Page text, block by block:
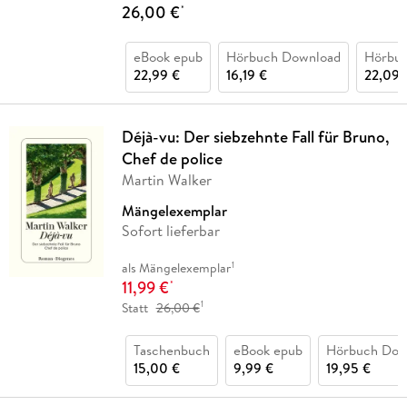
26,00 €*
eBook epub
22,99 €
Hörbuch Download
16,19 €
22,09
Déjà-vu: Der siebzehnte Fall für Bruno,
Chef de police
Martin Walker
Mängelexemplar
Sofort lieferbar
als Mängelexemplar1
11,99 €*
Statt 26,00 €1
Taschenbuch
15,00 €
eBook epub
9,99 €
Hörbuch
19,95 €